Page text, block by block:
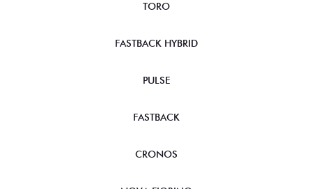
TORO
FASTBACK HYBRID
PULSE
FASTBACK
CRONOS